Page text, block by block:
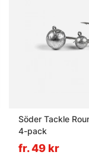
Söder Tackle
4-pack
fr. 49 kr